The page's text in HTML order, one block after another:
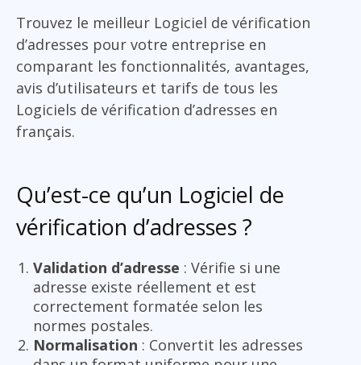
Trouvez le meilleur Logiciel de vérification
d’adresses pour votre entreprise en
comparant les fonctionnalités, avantages,
avis d’utilisateurs et tarifs de tous les
Logiciels de vérification d’adresses en
français.
Qu’est-ce qu’un Logiciel de
vérification d’adresses ?
Validation d’adresse : Vérifie si une
adresse existe réellement et est
correctement formatée selon les
normes postales.
Normalisation : Convertit les adresses